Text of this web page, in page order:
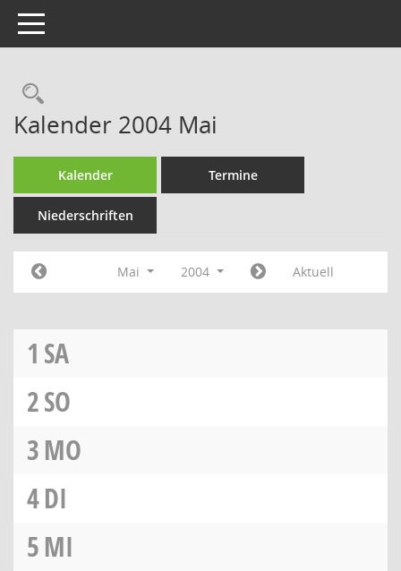
Toggle navigation
Rechercheauswahl
Kalender 2004 Mai
Kalender Termine
Niederschriften
Mai 2004 Aktuell
1 SA
2SO
3MO
4DI
5MI